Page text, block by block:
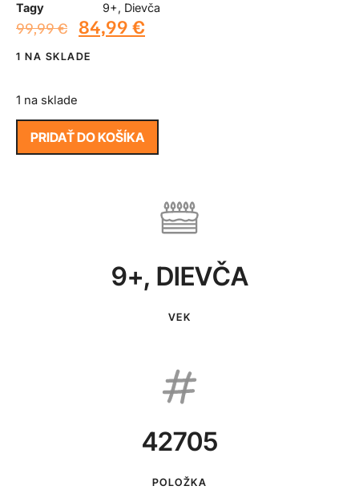
Tagy
9+, Dievča
99,99€ 84,99 €
1 NA SKLADE
1 na sklade
PRIDAŤ DO KOŠÍKA
9+, DIEVČA
VEK
42705
POLOŽKA